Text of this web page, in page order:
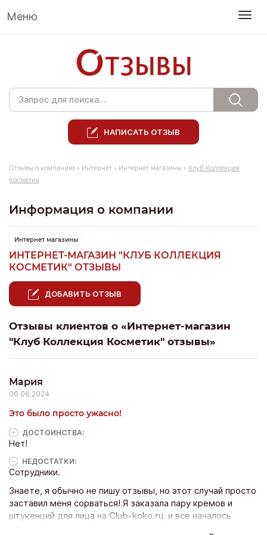
Меню
НАПИСАТЬ ОТЗЫВ
Отзывы о компаниях » Интернет » Интернет магазины » Клуб Коллекция
Косметик
Информация о компании
Интернет магазины
ИНТЕРНЕТ-МАГАЗИН "КЛУБ КОЛЛЕКЦИЯ
КОСМЕТИК" ОТЗЫВЫ
ДОБАВИТЬ ОТЗЫВ
Отзывы клиентов о «Интернет-магазин
"Клуб Коллекция Косметик" отзывы»
Мария
06.06.2024
Это было просто ужасно!
ДОСТОИНCТВА:
Нет!
НЕДОСТАТКИ:
Сотрудники.
Знаете, я обычно не пишу отзывы, но этот случай просто
заставил меня сорваться! Я заказала пару кремов и
штукенций для лица на Club-koko.ru, и все началось